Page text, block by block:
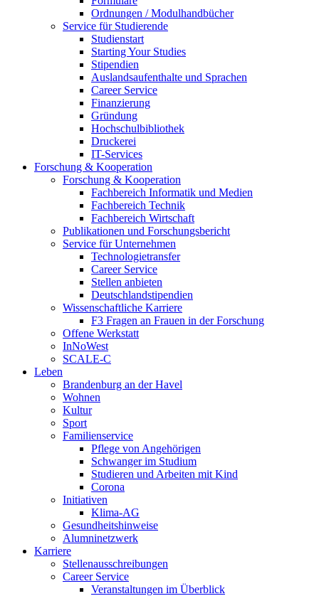
Ordnungen / Modulhandbücher
Service für Studierende
Studienstart
Starting Your Studies
Stipendien
Auslandsaufenthalte und Sprachen
Career Service
Finanzierung
Gründung
Hochschulbibliothek
Druckerei
IT-Services
Forschung & Kooperation
Forschung & Kooperation
Fachbereich Informatik und Medien
Fachbereich Technik
Fachbereich Wirtschaft
Publikationen und Forschungsbericht
Service für Unternehmen
Technologietransfer
Career Service
Stellen anbieten
Deutschlandstipendien
Wissenschaftliche Karriere
F3 Fragen an Frauen in der Forschung
Offene Werkstatt
InNoWest
SCALE-C
Leben
Brandenburg an der Havel
Wohnen
Kultur
Sport
Familienservice
Pflege von Angehörigen
Schwanger im Studium
Studieren und Arbeiten mit Kind
Corona
Initiativen
Klima-AG
Gesundheitshinweise
Alumninetzwerk
Karriere
Stellenausschreibungen
Career Service
Veranstaltungen im Überblick